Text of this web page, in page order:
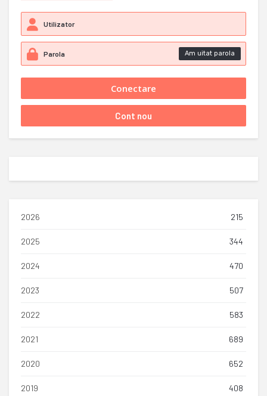
Am uitat parola
2026 215
2025 344
2024 470
2023 507
2022 583
2021 689
2020 652
2019 408